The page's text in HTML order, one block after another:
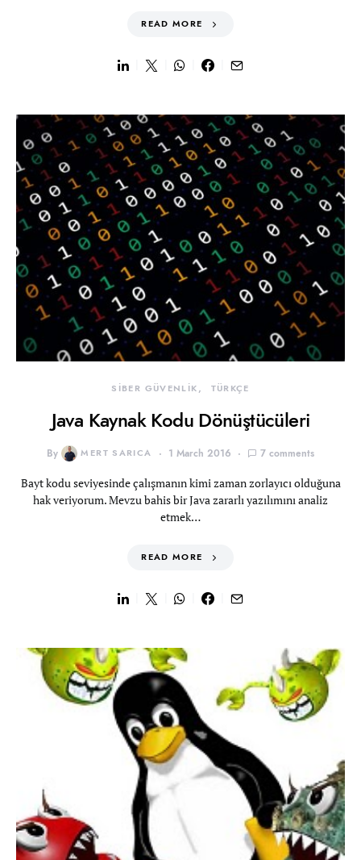
READ MORE
SİBER GÜVENLİK TÜRKÇE
Java Kaynak Kodu Dönüştücüleri
By MERT SARICA 1 March 2016 7 comments
Bayt kodu seviyesinde çalışmanın kimi zaman zorlayıcı olduğuna
hak veriyorum. Mevzu bahis bir Java zararlı yazılımını analiz
etmek…
READ MORE